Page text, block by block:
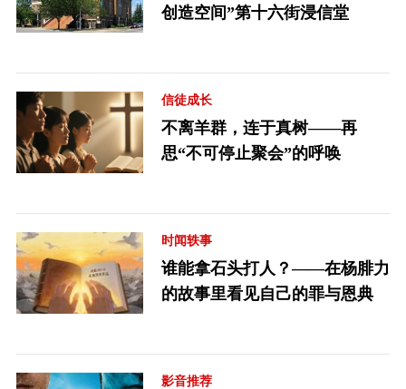
创造空间”第十六街浸信堂
信徒成长
不离羊群，连于真树——再
思“不可停止聚会”的呼唤
时闻轶事
谁能拿石头打人？——在杨腓力
的故事里看见自己的罪与恩典
影音推荐